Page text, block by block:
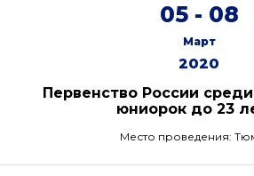
05 - 08
Март
2020
Первенство России
юниорок до 23
Место проведения: